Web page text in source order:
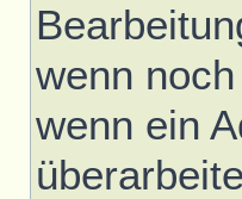
wenn
wenn ein